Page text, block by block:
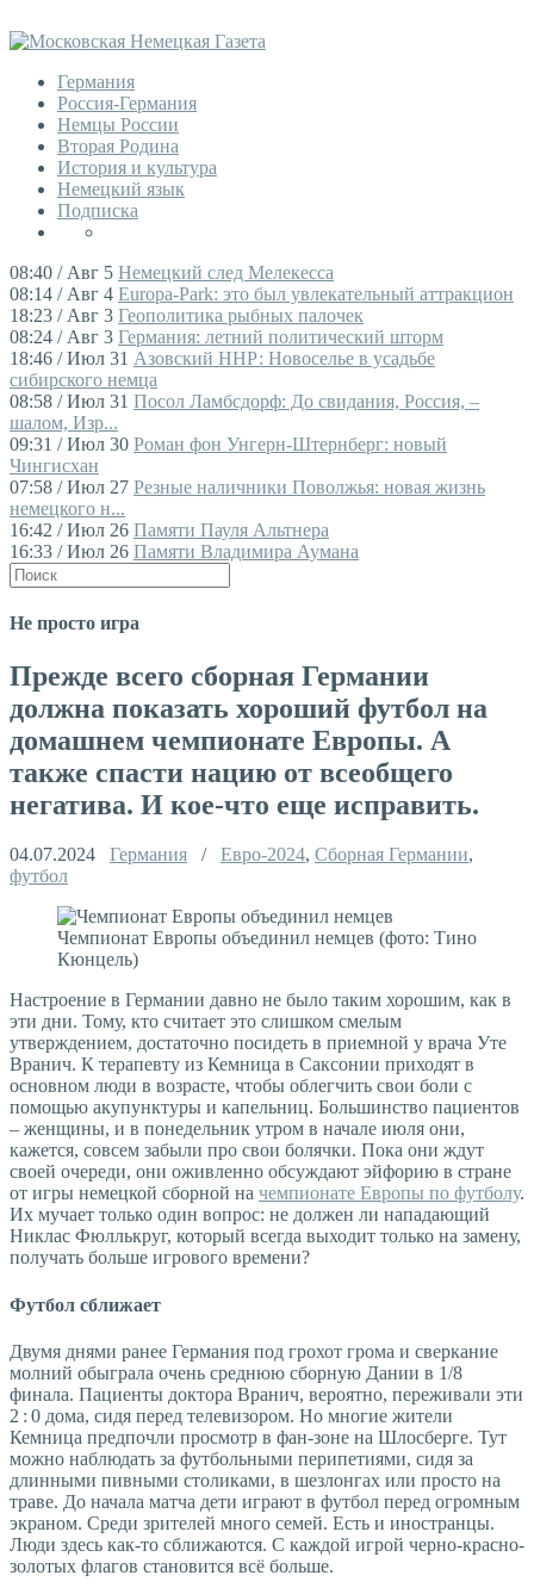
Германия
Россия-Германия
Немцы России
Вторая Родина
История и культура
Немецкий язык
Подписка
08:40 / Авг 5 Немецкий след Мелекесса
08:14 / Авг 4 Europa-Park: это был увлекательный аттракцион
18:23 / Авг 3 Геополитика рыбных палочек
08:24 / Авг 3 Германия: летний политический шторм
18:46 / Июл 31 Азовский ННР: Новоселье в усадьбе
сибирского немца
08:58 / Июл 31 Посол Ламбсдорф: До свидания, Россия, –
шалом, Изр...
09:31 / Июл 30 Роман фон Унгерн-Штернберг: новый
Чингисхан
07:58 / Июл 27 Резные наличники Поволжья: новая жизнь
немецкого н...
16:42 / Июл 26 Памяти Пауля Альтнера
16:33 / Июл 26 Памяти Владимира Аумана
Не просто игра
Прежде всего сборная Германии
должна показать хороший футбол на
домашнем чемпионате Европы. А
также спасти нацию от всеобщего
негатива. И кое-что еще исправить.
04.07.2024 Германия / Евро-2024, Сборная Германии,
футбол
Чемпионат Европы объединил немцев (фото: Тино
Кюнцель)
Настроение в Германии давно не было таким хорошим, как в
эти дни. Тому, кто считает это слишком смелым
утверждением, достаточно посидеть в приемной у врача Уте
Вранич. К терапевту из Кемница в Саксонии приходят в
основном люди в возрасте, чтобы облегчить свои боли с
помощью акупунктуры и капельниц. Большинство пациентов
– женщины, и в понедельник утром в начале июля они,
кажется, совсем забыли про свои болячки. Пока они ждут
своей очереди, они оживленно обсуждают эйфорию в стране
от игры немецкой сборной на чемпионате Европы по футболу.
Их мучает только один вопрос: не должен ли нападающий
Никлас Фюллькруг, который всегда выходит только на замену,
получать больше игрового времени?
Футбол сближает
Двумя днями ранее Германия под грохот грома и сверкание
молний обыграла очень среднюю сборную Дании в 1/8
финала. Пациенты доктора Вранич, вероятно, переживали эти
2 : 0 дома, сидя перед телевизором. Но многие жители
Кемница предпочли просмотр в фан-зоне на Шлосберге. Тут
можно наблюдать за футбольными перипетиями, сидя за
длинными пивными столиками, в шезлонгах или просто на
траве. До начала матча дети играют в футбол перед огромным
экраном. Среди зрителей много семей. Есть и иностранцы.
Люди здесь как-то сближаются. С каждой игрой черно-красно-
золотых флагов становится всё больше.